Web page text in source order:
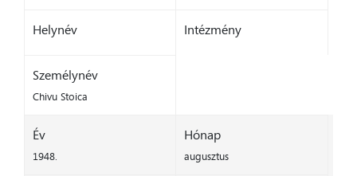
Helynév Intézmény
Személynév
Chivu Stoica
Év
1948.
Hónap
augusztus